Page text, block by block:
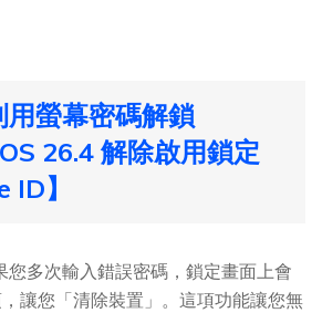
螢幕密碼解鎖
26.4 解除啟用鎖定
ID】
您多次輸入錯誤密碼，鎖定畫面上會
讓您「清除裝置」。這項功能讓您無